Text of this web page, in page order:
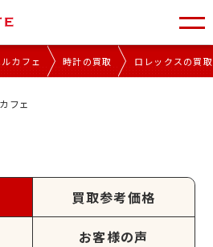
カフェ 時計の買取 ロレックスの買取
フェ
買取参考価格
お客様の声